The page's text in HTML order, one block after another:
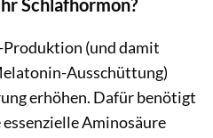
(und damit
Ausschüttung)
erhöhen. Dafür benötigt
Aminosäure